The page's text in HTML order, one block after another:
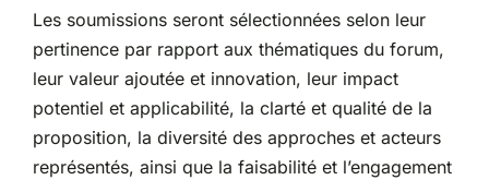
Les soumissions seront sélectionnées selon leur
pertinence par rapport aux thématiques du forum,
leur valeur ajoutée et innovation, leur impact
potentiel et applicabilité, la clarté et qualité de la
proposition, la diversité des approches et acteurs
représentés, ainsi que la faisabilité et l’engagement